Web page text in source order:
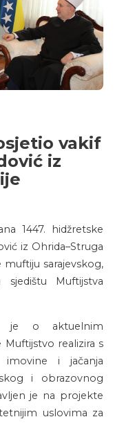
vakif
iz
1447. hidžretske
iz Ohrida–Struga
muftiju sarajevskog,
Muftijstva
je o aktuelnim
realizira s
imovine i jačanja
i obrazovnog
je na projekte
uslovima za